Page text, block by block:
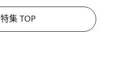
特集 TOP